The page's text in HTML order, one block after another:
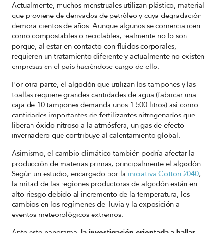
Actualmente, muchos menstruales utilizan plástico, material
que proviene de derivados de petróleo y cuya degradación
demora cientos de años. Aunque algunos se comercialicen
como compostables o reciclables, realmente no lo son
porque, al estar en contacto con fluidos corporales,
requieren un tratamiento diferente y actualmente no existen
empresas en el país haciéndose cargo de ello.
Por otra parte, el algodón que utilizan los tampones y las
toallas requiere grandes cantidades de agua (fabricar una
caja de 10 tampones demanda unos 1.500 litros) así como
cantidades importantes de fertilizantes nitrogenados que
liberan óxido nitroso a la atmósfera, un gas de efecto
invernadero que contribuye al calentamiento global.
Asimismo, el cambio climático también podría afectar la
producción de materias primas, principalmente el algodón.
Según un estudio, encargado por la iniciativa Cotton 2040,
la mitad de las regiones productoras de algodón están en
alto riesgo debido al incremento de la temperatura, los
cambios en los regímenes de lluvia y la exposición a
eventos meteorológicos extremos.